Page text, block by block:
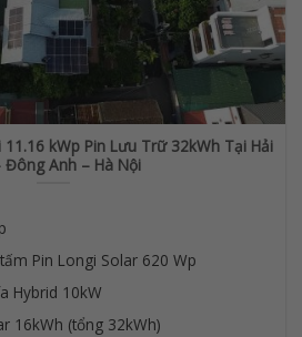
kWp Pin Lưu Trữ 32kWh Tại Hải
Đông Anh – Hà Nội
Pin Longi Solar 620 Wp
Hybrid 10kW
16kWh (tổng 32kWh)